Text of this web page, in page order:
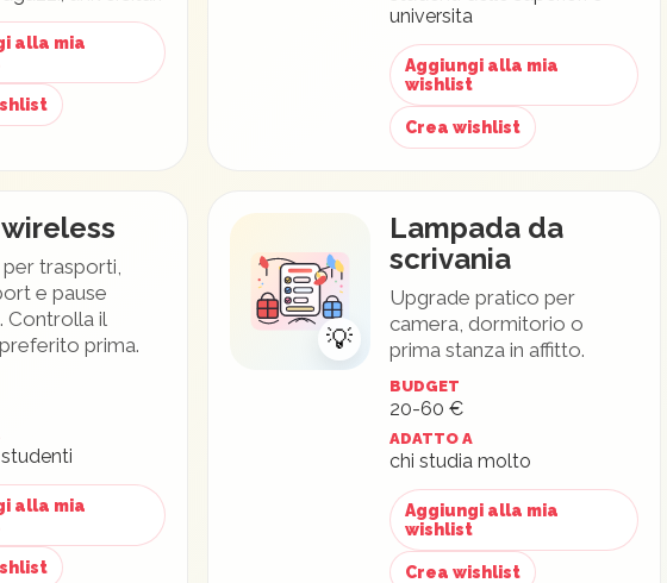
alla mia
universita
Aggiungi alla mia
wishlist
Crea wishlist
trasporti,
e pause
Controlla il
prima.
alla mia
💡
Lampada da
scrivania
Upgrade pratico per
camera, dormitorio o
prima stanza in affitto.
BUDGET
20-60 €
ADATTO A
chi studia molto
Aggiungi alla mia
wishlist
Crea wishlist